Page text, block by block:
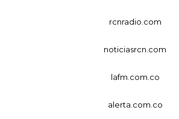
rcnradio.com
noticiasrcn.com
lafm.com.co
alerta.com.co